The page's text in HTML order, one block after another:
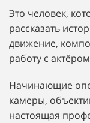
Это человек,
рассказать
движение,
работу с
Начинающие
камеры,
настоящая